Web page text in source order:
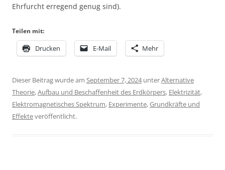
Ehrfurcht erregend genug sind).
Teilen mit:
Drucken E-Mail Mehr
Dieser Beitrag wurde am September 7, 2024unterAlternative
Theorie,Aufbau und Beschaffenheit des Erdkörpers, Elektrizität,
Elektromagnetisches Spektrum, Experimente,Grundkräfte und
Effekteveröffentlicht.